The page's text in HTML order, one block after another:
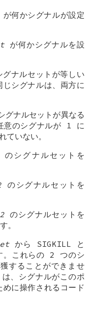
何かシグナルが設定
が何かシグナルを設
ナルセットが等しい
シグナルは、両方に
ナルセットが異なる
意のシグナルが 1 に
ていない。
シグナルセットを
のシグナルセットを
のシグナルセットを
。
から SIGKILL と
。これらの 2 つのシ
することができませ
、シグナルがこのポ
に操作されるコード